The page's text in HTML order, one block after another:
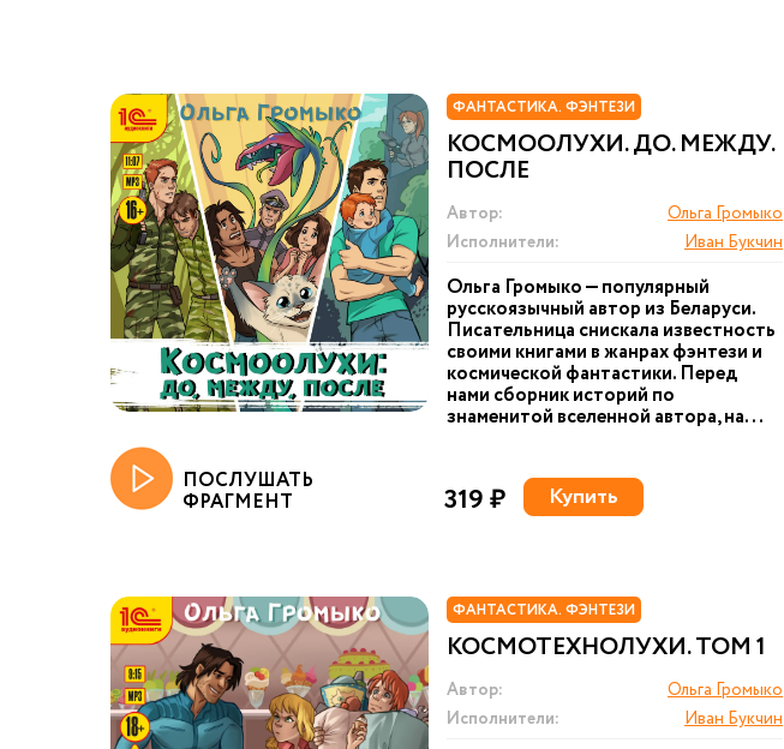
ФАНТАСТИКА. ФЭНТЕЗИ
КОСМООЛУХИ. ДО. МЕЖДУ.
ПОСЛЕ
Автор:
Ольга Громыко
Исполнители:
Иван Букчин
Ольга Громыко — популярный
русскоязычный автор из Беларуси.
Писательница снискала известность
своими книгами в жанрах фэнтези и
космической фантастики. Перед
нами сборник историй по
знаменитой вселенной автора, на...
ПОСЛУШАТЬ
ФРАГМЕНТ 319 ₽ Купить
ФАНТАСТИКА. ФЭНТЕЗИ
КОСМОТЕХНОЛУХИ. ТОМ 1
Автор:
Ольга Громыко
Исполнители:
Иван Букчин